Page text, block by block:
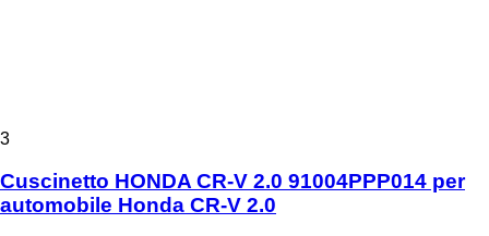
3
Cuscinetto HONDA CR-V 2.0 91004PPP014 per
automobile Honda CR-V 2.0